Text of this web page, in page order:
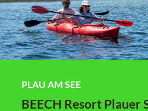
PLAU AM SEE
BEECH Resort Plauer